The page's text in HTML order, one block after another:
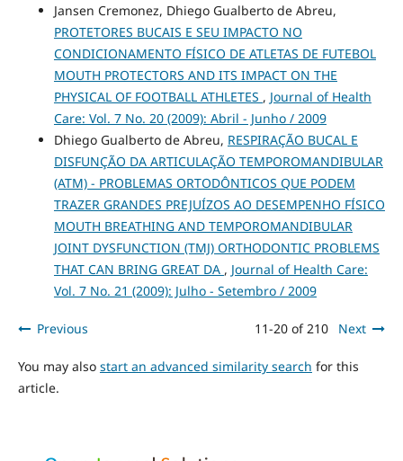
Jansen Cremonez, Dhiego Gualberto de Abreu,
PROTETORES BUCAIS E SEU IMPACTO NO
CONDICIONAMENTO FÍSICO DE ATLETAS DE FUTEBOL
MOUTH PROTECTORS AND ITS IMPACT ON THE
PHYSICAL OF FOOTBALL ATHLETES , Journal of Health
Care: Vol. 7 No. 20 (2009): Abril - Junho / 2009
Dhiego Gualberto de Abreu, RESPIRAÇÃO BUCAL E
DISFUNÇÃO DA ARTICULAÇÃO TEMPOROMANDIBULAR
(ATM) - PROBLEMAS ORTODÔNTICOS QUE PODEM
TRAZER GRANDES PREJUÍZOS AO DESEMPENHO FÍSICO
MOUTH BREATHING AND TEMPOROMANDIBULAR
JOINT DYSFUNCTION (TMJ) ORTHODONTIC PROBLEMS
THAT CAN BRING GREAT DA , Journal of Health Care:
Vol. 7 No. 21 (2009): Julho - Setembro / 2009
Previous 11-20 of 210 Next
You may also start an advanced similarity search for this
article.